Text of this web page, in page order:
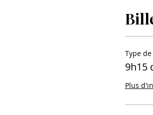
Type
9h15
Plus